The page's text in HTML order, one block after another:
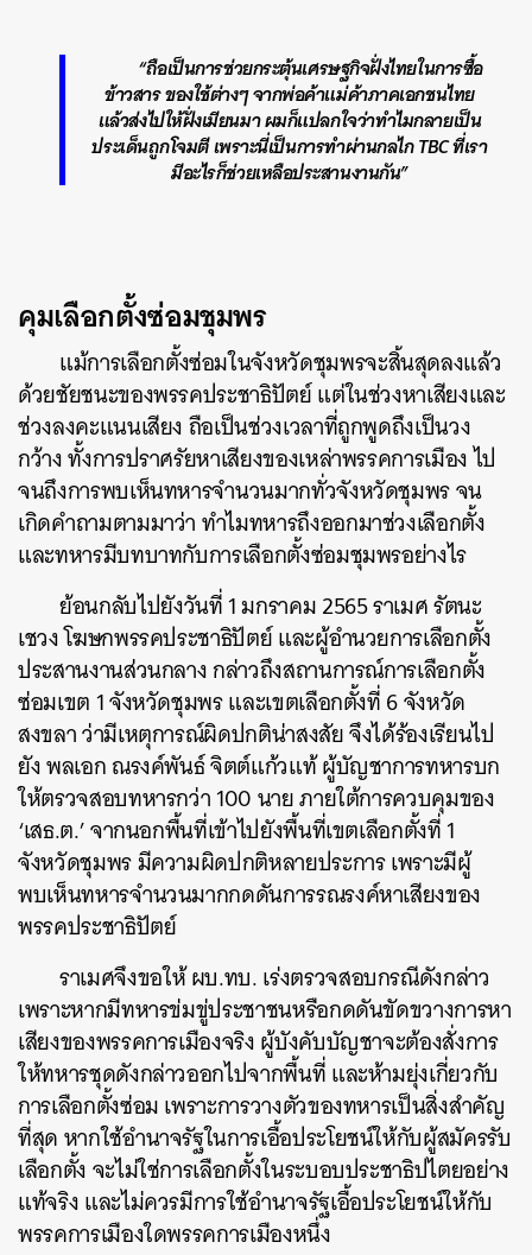
“ถือเป็นการช่วยกระตุ้นเศรษฐกิจฝั่งไทยในการซื้อ
ข้าวสาร ของใช้ต่างๆ จากพ่อค้าแม่ค้าภาคเอกชนไทย
แล้วส่งไปให้ฝั่งเมียนมา ผมก็แปลกใจว่าทำไมกลายเป็น
ประเด็นถูกโจมตี เพราะนี่เป็นการทำผ่านกลไก TBC ที่เรา
มีอะไรก็ช่วยเหลือประสานงานกัน”
คุมเลือกตั้งซ่อมชุมพร
แม้การเลือกตั้งซ่อมในจังหวัดชุมพรจะสิ้นสุดลงแล้ว
ด้วยชัยชนะของพรรคประชาธิปัตย์ แต่ในช่วงหาเสียงและ
ช่วงลงคะแนนเสียง ถือเป็นช่วงเวลาที่ถูกพูดถึงเป็นวง
กว้าง ทั้งการปราศรัยหาเสียงของเหล่าพรรคการเมือง ไป
จนถึงการพบเห็นทหารจำนวนมากทั่วจังหวัดชุมพร จน
เกิดคำถามตามมาว่า ทำไมทหารถึงออกมาช่วงเลือกตั้ง
และทหารมีบทบาทกับการเลือกตั้งซ่อมชุมพรอย่างไร
ย้อนกลับไปยังวันที่ 1 มกราคม 2565 ราเมศ รัตนะ
เชวง โฆษกพรรคประชาธิปัตย์ และผู้อำนวยการเลือกตั้ง
ประสานงานส่วนกลาง กล่าวถึงสถานการณ์การเลือกตั้ง
ซ่อมเขต 1 จังหวัดชุมพร และเขตเลือกตั้งที่ 6 จังหวัด
สงขลา ว่ามีเหตุการณ์ผิดปกติน่าสงสัย จึงได้ร้องเรียนไป
ยัง พลเอก ณรงค์พันธ์ จิตต์แก้วแท้ ผู้บัญชาการทหารบก
ให้ตรวจสอบทหารกว่า 100 นาย ภายใต้การควบคุมของ
‘เสธ.ต.’ จากนอกพื้นที่เข้าไปยังพื้นที่เขตเลือกตั้งที่ 1
จังหวัดชุมพร มีความผิดปกติหลายประการ เพราะมีผู้
พบเห็นทหารจำนวนมากกดดันการรณรงค์หาเสียงของ
พรรคประชาธิปัตย์
ราเมศจึงขอให้ ผบ.ทบ. เร่งตรวจสอบกรณีดังกล่าว
เพราะหากมีทหารข่มขู่ประชาชนหรือกดดันขัดขวางการหา
เสียงของพรรคการเมืองจริง ผู้บังคับบัญชาจะต้องสั่งการ
ให้ทหารชุดดังกล่าวออกไปจากพื้นที่ และห้ามยุ่งเกี่ยวกับ
การเลือกตั้งซ่อม เพราะการวางตัวของทหารเป็นสิ่งสำคัญ
ที่สุด หากใช้อำนาจรัฐในการเอื้อประโยชน์ให้กับผู้สมัครรับ
เลือกตั้ง จะไม่ใช่การเลือกตั้งในระบอบประชาธิปไตยอย่าง
แท้จริง และไม่ควรมีการใช้อำนาจรัฐเอื้อประโยชน์ให้กับ
พรรคการเมืองใดพรรคการเมืองหนึ่ง